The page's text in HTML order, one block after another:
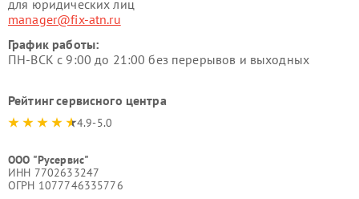
для юридических лиц
manager@fix-atn.ru
График работы:
ПН-ВСК с 9:00 до 21:00 без перерывов и выходных
Рейтинг сервисного центра
4.9-5.0
ООО "Русервис"
ИНН 7702633247
ОГРН 1077746335776